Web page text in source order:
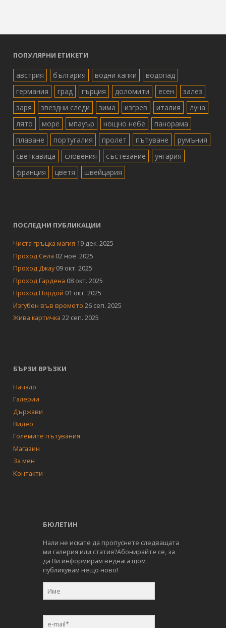
ПОПУЛЯРНИ ЕТИКЕТИ
австрия българия водни капки
водопад
германия
град гърция доломити есен
залез
заря
звездни следи зима изгрев италия
луна
лято
море мпауър нощно небе
панорама
плаване
португалия пролет пътуване
румъния
светкавица
словения състезание
унгария
франция
цветя швейцария
ПОСЛЕДНИ ПУБЛИКАЦИИ
Чиста гръцка магия 19 дек. 2025
Проход Села 02 ное. 2025
Проход Джау 09 окт. 2025
Проход Гардена 08 окт. 2025
Проход Пордой 01 окт. 2025
Изгубен във времето 26 сеп. 2025
Жива картичка 22 сеп. 2025
БЪРЗИ ВРЪЗКИ
Начало
Галерии
Държави
Видео
Големите пътувания
Магазин
За мен
Контакти
БЮЛЕТИН
Нали не искате да пропуснете следващата
ми галерия или статия?Абонирайте се, за
да Ви информирам веднага щом
публикувам нещо ново!